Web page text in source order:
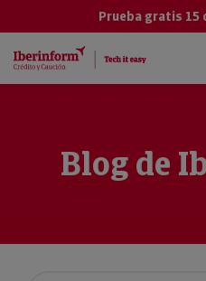
Prueba gratis 15
Blog de